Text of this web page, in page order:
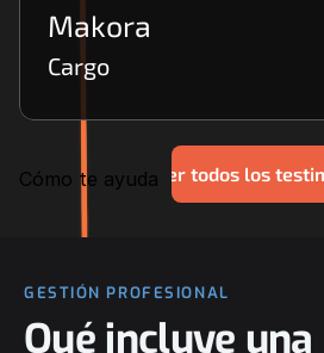
GESTIÓN PROFESIONAL
Qué incluye
Ver todos los
Makora
Cargo
Cómo te ayuda